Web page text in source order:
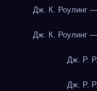
Дж. К. Роулинг —
Дж. К. Роулинг —
Дж. Р.
Дж. Р.